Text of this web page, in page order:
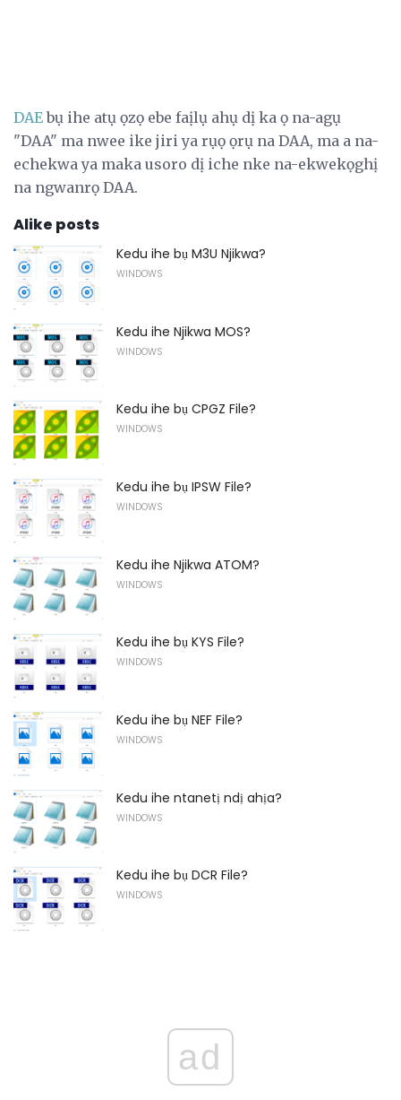
DAEbụ ihe atụ ọzọ ebe faịlụ ahụ dị ka ọ na-agụ
"DAA" ma nwee ike jiri ya rụọ ọrụ na DAA, ma a na-
echekwa ya maka usoro dị iche nke na-ekwekọghị
na ngwanrọ DAA.
Alike posts
Kedu ihe bụ M3U Njikwa?
WINDOWS
Kedu ihe Njikwa MOS?
WINDOWS
Kedu ihe bụ CPGZ File?
WINDOWS
Kedu ihe bụ IPSW File?
WINDOWS
Kedu ihe Njikwa ATOM?
WINDOWS
Kedu ihe bụ KYS File?
WINDOWS
Kedu ihe bụ NEF File?
WINDOWS
Kedu ihe ntanetị ndị ahịa?
WINDOWS
Kedu ihe bụ DCR File?
WINDOWS
ad